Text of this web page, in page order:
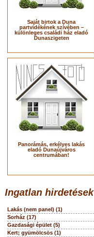
Saját birtok a Duna
partvidékének szívében –
különleges családi ház eladó
Dunaszigeten
Panorámás, erkélyes lakás
eladó Dunaújváros
centrumában!
Ingatlan hirdetések
Lakás (nem panel) (1)
Sorház (17)
Gazdasági épület (5)
Kert; gyümölcsös (1)